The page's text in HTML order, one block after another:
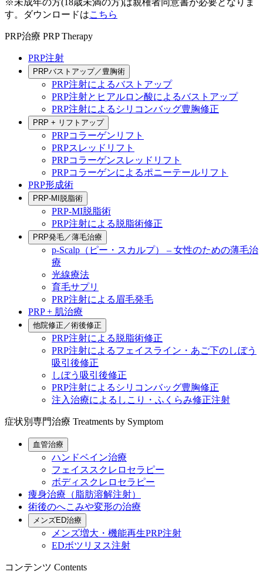
※未成年の方(18歳未満の方)は親権者同意書が必要となりま
す。ダウンロードはこちら
PRP治療 PRP Therapy
PRP注射
PRPバストアップ／豊胸術
PRP注射によるバストアップ
PRP注射とヒアルロン酸によるバストアップ
PRP注射によるシリコンバッグ豊胸修正
PRP + リフトアップ
PRPコラーゲンリフト
PRPスレッドリフト
PRPコラーゲンスレッドリフト
PRPコラーゲンによるポニーテールリフト
PRP形成術
PRP-MI脱脂術
PRP-MI脱脂術
PRP注射による脱脂術修正
PRP発毛／薄毛治療
p-Scalp（ピー・スカルプ） – 女性のための薄毛治
療
光線療法
育毛サプリ
PRP注射による眉毛発毛
PRP + 肌治療
他院修正／術後修正
PRP注射による脱脂術修正
PRP注射によるフェイスライン・あご下のしぼう
吸引後修正
しぼう吸引後修正
PRP注射によるシリコンバッグ豊胸修正
注入治療によるしこり・ふくらみ修正注射
症状別専門治療 Treatments by Symptom
血管治療
ハンドベイン治療
フェイススクレロセラピー
ボディスクレロセラピー
痩身治療（脂肪溶解注射）
術後のへこみや変形の治療
メンズED治療
メンズ増大・機能再生PRP注射
EDボツリヌス注射
コンテンツ Contents